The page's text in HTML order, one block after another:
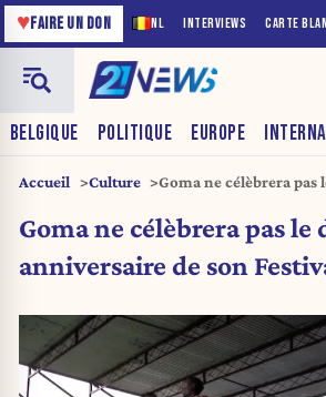
NL INTERVIEWS CARTE
♥FAIRE UN DON
BELGIQUE POLITIQUE EUROPE
Accueil Culture
Goma ne célèbrera pas
Goma ne célèbrera pas le
anniversaire de son